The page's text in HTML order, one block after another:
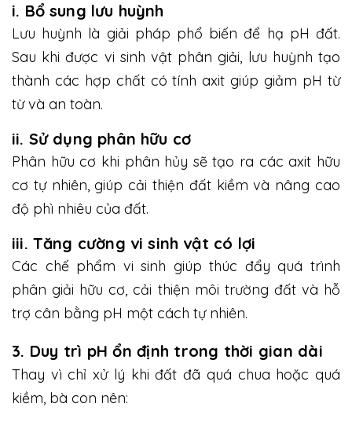
i. Bổ sung lưu huỳnh
Lưu huỳnh là giải pháp phổ biến để hạ pH đất.
Sau khi được vi sinh vật phân giải, lưu huỳnh tạo
thành các hợp chất có tính axit giúp giảm pH từ
từ và an toàn.
ii. Sử dụng phân hữu cơ
Phân hữu cơ khi phân hủy sẽ tạo ra các axit hữu
cơ tự nhiên, giúp cải thiện đất kiềm và nâng cao
độ phì nhiêu của đất.
iii. Tăng cường vi sinh vật có lợi
Các chế phẩm vi sinh giúp thúc đẩy quá trình
phân giải hữu cơ, cải thiện môi trường đất và hỗ
trợ cân bằng pH một cách tự nhiên.
3. Duy trì pH ổn định trong thời gian dài
Thay vì chỉ xử lý khi đất đã quá chua hoặc quá
kiềm, bà con nên: